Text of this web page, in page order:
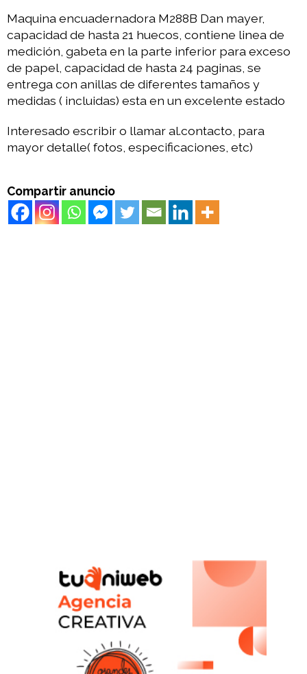
Maquina encuadernadora M288B Dan mayer,
capacidad de hasta 21 huecos, contiene linea de
medición, gabeta en la parte inferior para exceso
de papel, capacidad de hasta 24 paginas, se
entrega con anillas de diferentes tamaños y
medidas ( incluidas) esta en un excelente estado
Interesado escribir o llamar al.contacto, para
mayor detalle( fotos, especificaciones, etc)
Compartir anuncio